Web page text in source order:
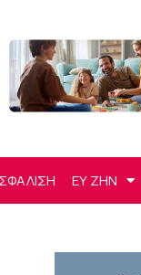
ΕΥ ΖΗΝ